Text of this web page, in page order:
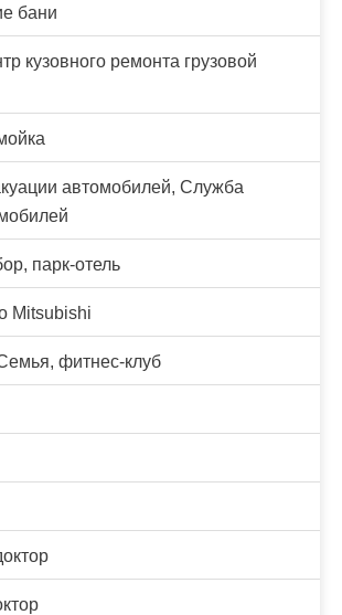
бани
кузовного ремонта грузовой
автомобилей, Служба
парк-отель
Mitsubishi
фитнес-клуб